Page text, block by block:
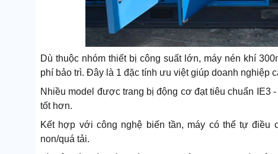
Dù thuộc nhóm thiết bị công suất lớn, máy nén khí
phí bảo trì. Đây là 1 đặc tính ưu việt giúp doanh nghiệp
Nhiều model được trang bị động cơ đạt tiêu chuẩn IE3
tốt hơn.
Kết hợp với công nghệ biến tần, máy có thể tự điều
non/quá tải.